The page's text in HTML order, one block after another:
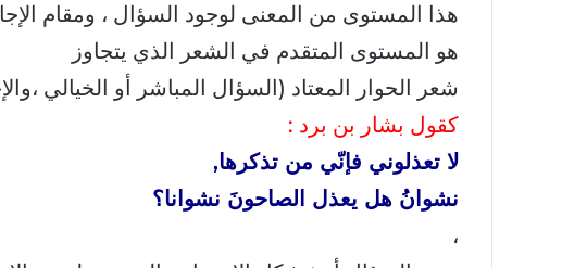
هذا المستوى من المعنى لوجود السؤال ، ومقام
هو المستوى المتقدم في الشعر الذي يتجاوز
شعر الحوار المعتاد (السؤال المباشر أو الخيالي
كقول بشار بن برد :
لا تعذلوني فإنّي من تذكرها,
نشوانُ هل يعذل الصاحونَ نشوانا؟
،